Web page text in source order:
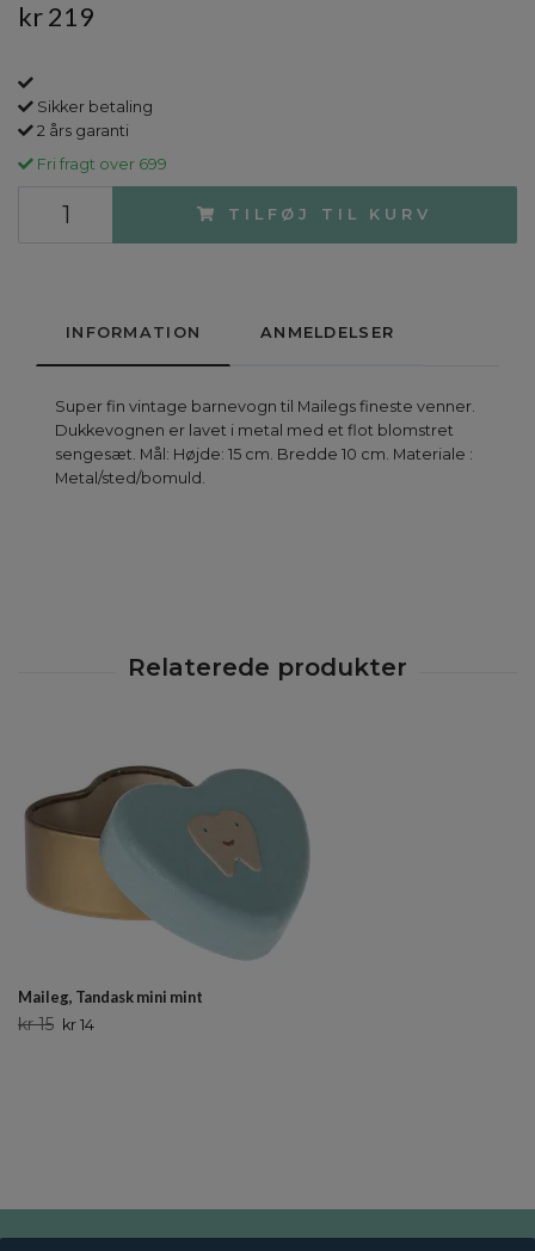
kr 219
Sikker betaling
2 års garanti
Fri fragt over 699
TILFØJ TIL KURV
INFORMATION ANMELDELSER
Super fin vintage barnevogn til Mailegs fineste venner.
Dukkevognen er lavet i metal med et flot blomstret
sengesæt. Mål: Højde: 15 cm. Bredde 10 cm. Materiale :
Metal/sted/bomuld.
Maileg, Tandask mini mint
kr 15 kr 14